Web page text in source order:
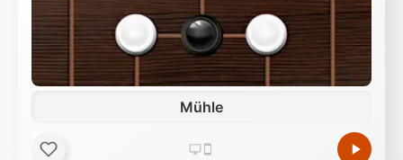
Mühle